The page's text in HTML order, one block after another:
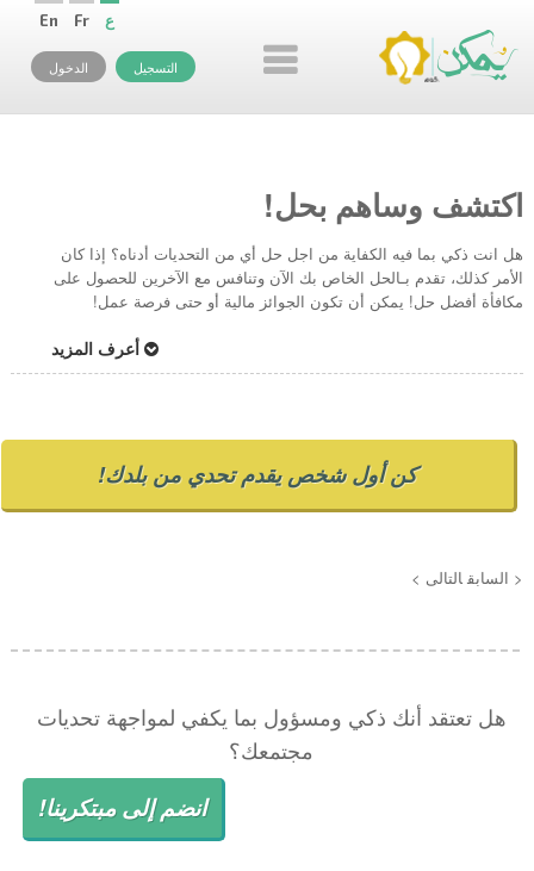
En Fr ع
التسجيل الدخول
اكتشف وساهم بحل!
هل انت ذكي بما فيه الكفاية من اجل حل أي من التحديات أدناه؟ إذا كان
الأمر كذلك، تقدم بـالحل الخاص بك الآن وتنافس مع الآخرين للحصول على
مكافأة أفضل حل! يمكن أن تكون الجوائز مالية أو حتى فرصة عمل!
أعرف المزيد
كن أول شخص يقدم تحدي من بلدك!
< السابق التالى >
هل تعتقد أنك ذكي ومسؤول بما يكفي لمواجهة تحديات
مجتمعك؟
انضم إلى مبتكرينا!